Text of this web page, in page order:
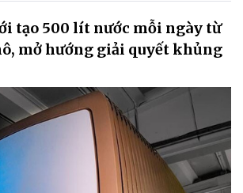
tạo 500 lít nước mỗi ngày từ
mở hướng giải quyết khủng